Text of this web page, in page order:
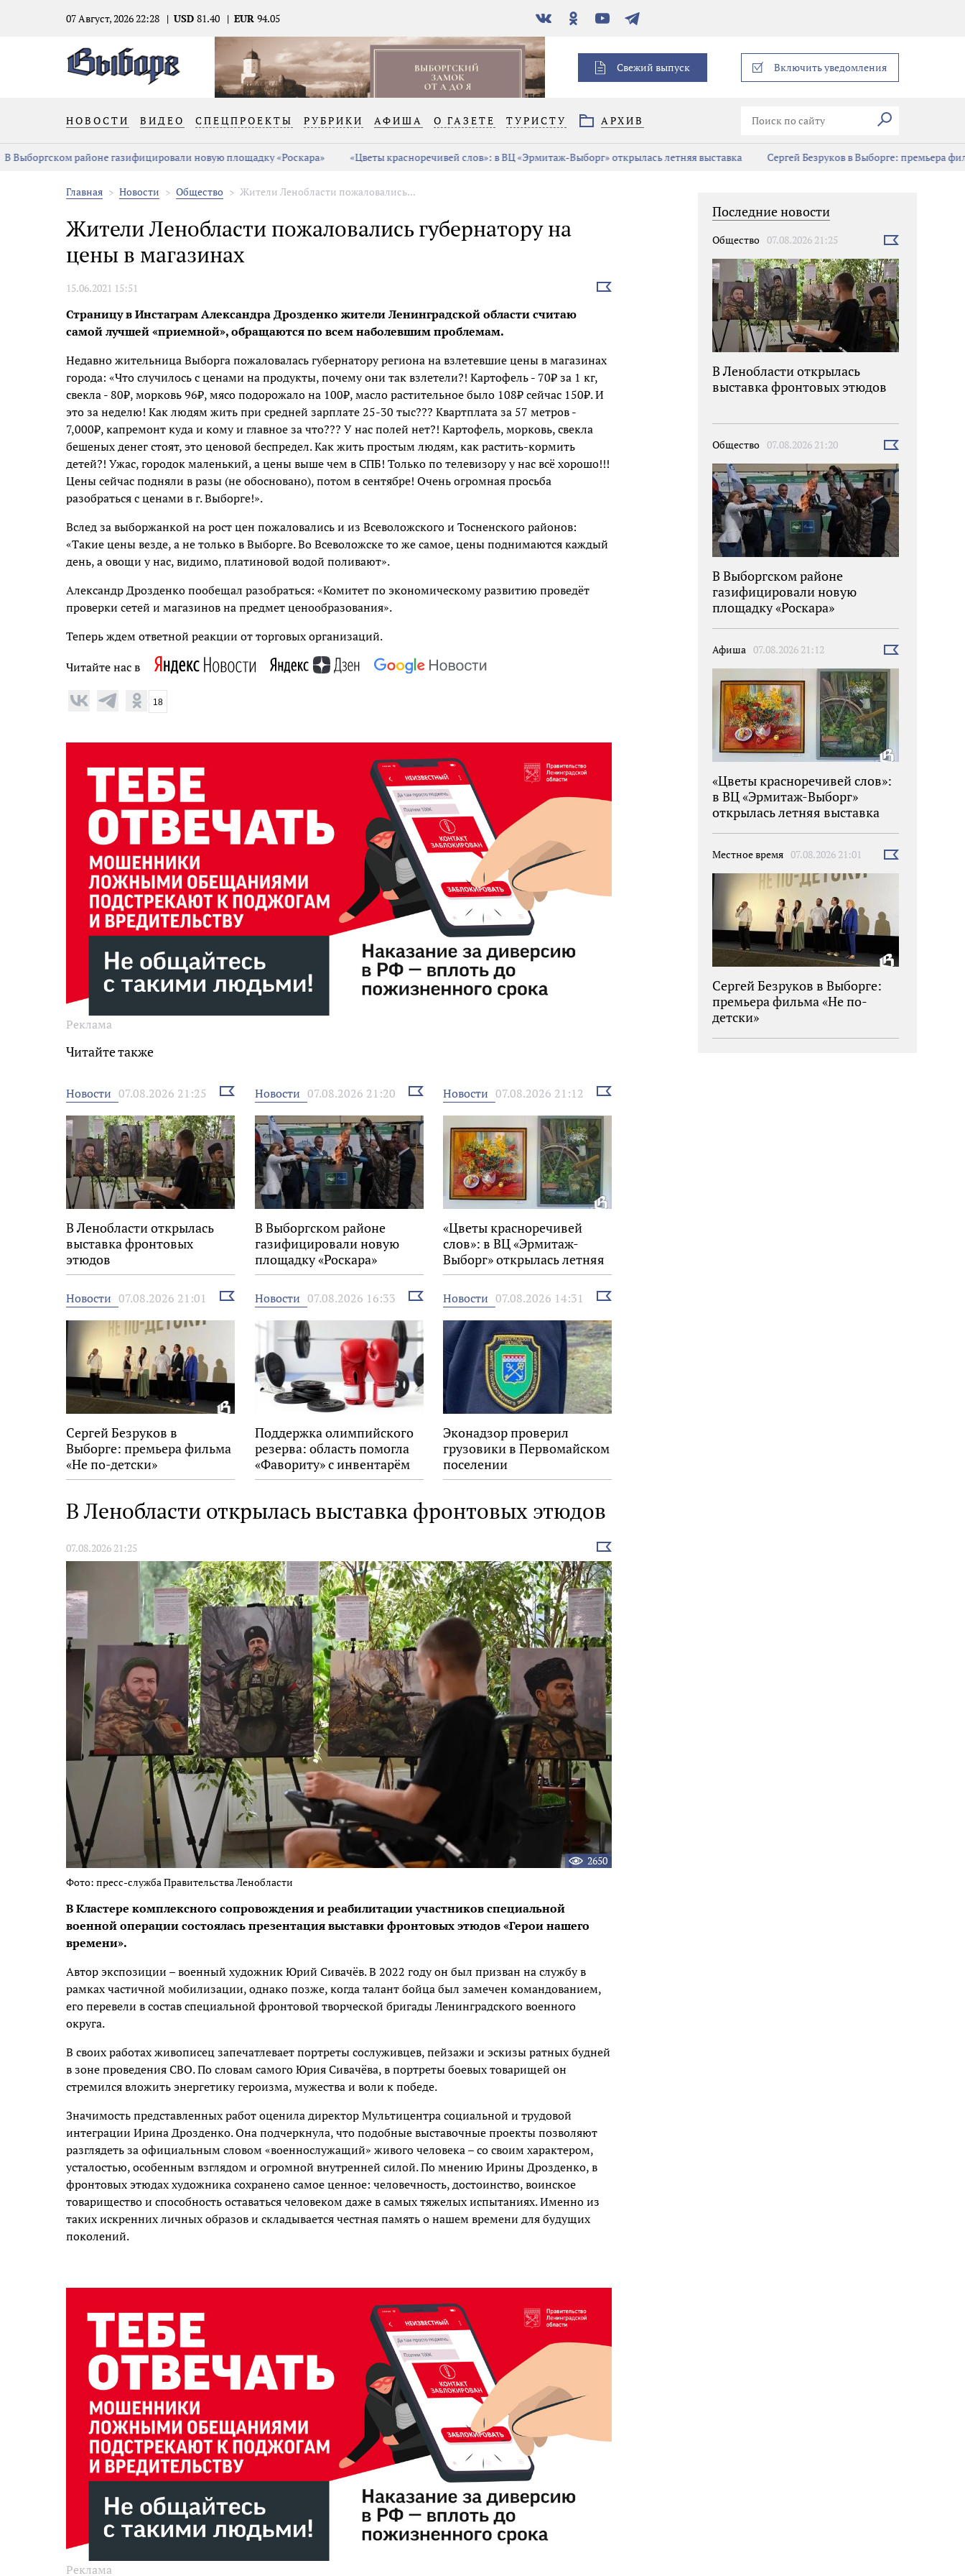
07 Август, 2026 22:28 USD 81.40 EUR 94.05
В
контакте
Одноклассники
YouTubeТелеграм
Свежий выпуск Включить уведомления
НОВОСТИ ВИДЕО СПЕЦПРОЕКТЫ РУБРИКИ АФИША О ГАЗЕТЕ ТУРИСТУ АРХИВ Искать
В Выборгском районе газифицировали новую площадку «Роскара» «Цветы красноречивей слов»: в ВЦ «Эрмитаж-Выборг» открылась летняя выставка Сергей Безруков в Выборге: премьера
Главная Новости Общество Жители Ленобласти пожаловались...
Жители Ленобласти пожаловались губернатору на
цены в магазинах
15.06.2021 15:51
Выбрать
Страницу в Инстаграм Александра Дрозденко жители Ленинградской области считаю
самой лучшей «приемной», обращаются по всем наболевшим проблемам.
Недавно жительница Выборга пожаловалась губернатору региона на взлетевшие цены в магазинах
города: «Что случилось с ценами на продукты, почему они так взлетели?! Картофель - 70₽ за 1 кг,
свекла - 80₽, морковь 96₽, мясо подорожало на 100₽, масло растительное было 108₽ сейчас 150₽. И
это за неделю! Как людям жить при средней зарплате 25-30 тыс??? Квартплата за 57 метров -
7,000₽, капремонт куда и кому и главное за что??? У нас полей нет?! Картофель, морковь, свекла
бешеных денег стоят, это ценовой беспредел. Как жить простым людям, как растить-кормить
детей?! Ужас, городок маленький, а цены выше чем в СПБ! Только по телевизору у нас всё хорошо!!!
Цены сейчас подняли в разы (не обосновано), потом в сентябре! Очень огромная просьба
разобраться с ценами в г. Выборге!».
Вслед за выборжанкой на рост цен пожаловались и из Всеволожского и Тосненского районов:
«Такие цены везде, а не только в Выборге. Во Всеволожске то же самое, цены поднимаются каждый
день, а овощи у нас, видимо, платиновой водой поливают».
Александр Дрозденко пообещал разобраться: «Комитет по экономическому развитию проведёт
проверки сетей и магазинов на предмет ценообразования».
Теперь ждем ответной реакции от торговых организаций.
Читайте нас в
18
Реклама
Читайте также
Новости 07.08.2026 21:25
Выбрать
новость
В Ленобласти открылась
выставка фронтовых
этюдов
Новости 07.08.2026 21:20
Выбрать
новость
В Выборгском районе
газифицировали новую
площадку «Роскара»
Новости 07.08.2026 21:12
Выбрать
«Цветы красноречивей
слов»: в ВЦ «Эрмитаж-
Выборг» открылась летняя
выставка
Новости 07.08.2026 21:01
Выбрать
новость
Сергей Безруков в
Выборге: премьера фильма
«Не по-детски»
Новости 07.08.2026 16:33
Выбрать
новость
Поддержка олимпийского
резерва: область помогла
«Фавориту» с инвентарём
Новости 07.08.2026 14:31
Выбрать
Эконадзор проверил
грузовики в Первомайском
поселении
В Ленобласти открылась выставка фронтовых этюдов
07.08.2026 21:25
Выбрать
новость
2650
Фото: пресс-служба Правительства Ленобласти
В Кластере комплексного сопровождения и реабилитации участников специальной
военной операции состоялась презентация выставки фронтовых этюдов «Герои нашего
времени».
Автор экспозиции – военный художник Юрий Сивачёв. В 2022 году он был призван на службу в
рамках частичной мобилизации, однако позже, когда талант бойца был замечен командованием,
его перевели в состав специальной фронтовой творческой бригады Ленинградского военного
округа.
В своих работах живописец запечатлевает портреты сослуживцев, пейзажи и эскизы ратных будней
в зоне проведения СВО. По словам самого Юрия Сивачёва, в портреты боевых товарищей он
стремился вложить энергетику героизма, мужества и воли к победе.
Значимость представленных работ оценила директор Мультицентра социальной и трудовой
интеграции Ирина Дрозденко. Она подчеркнула, что подобные выставочные проекты позволяют
разглядеть за официальным словом «военнослужащий» живого человека – со своим характером,
усталостью, особенным взглядом и огромной внутренней силой. По мнению Ирины Дрозденко, в
фронтовых этюдах художника сохранено самое ценное: человечность, достоинство, воинское
товарищество и способность оставаться человеком даже в самых тяжелых испытаниях. Именно из
таких искренних личных образов и складывается честная память о нашем времени для будущих
поколений.
Реклама
Последние новости
Общество 07.08.2026 21:25
Выбрать
В Ленобласти открылась
выставка фронтовых этюдов
Общество 07.08.2026 21:20
Выбрать
В Выборгском районе
газифицировали новую
площадку «Роскара»
Афиша 07.08.2026 21:12
Выбрать
«Цветы красноречивей слов»:
в ВЦ «Эрмитаж-Выборг»
открылась летняя выставка
Местное время 07.08.2026 21:01
Выбрать
Сергей Безруков в Выборге:
премьера фильма «Не по-
детски»